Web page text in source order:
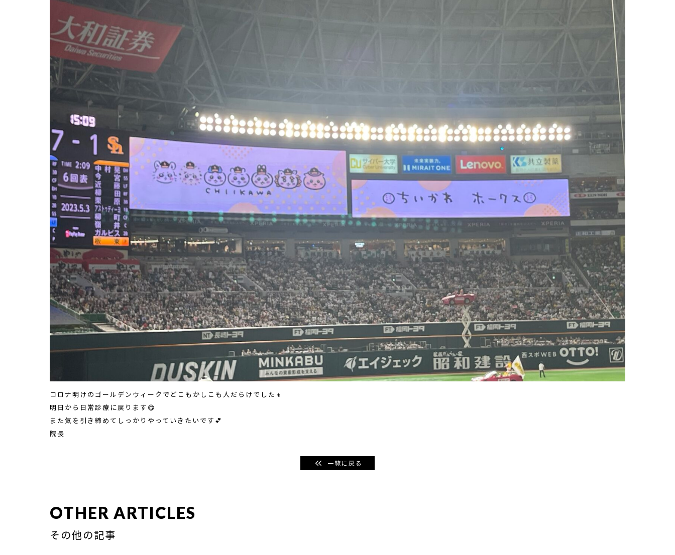
コロナ明けのゴールデンウィークでどこもかしこも人だらけでした👦
明日から日常診療に戻ります😋
また気を引き締めてしっかりやっていきたいです💕
院長
一覧に戻る
OTHER ARTICLES
その他の記事